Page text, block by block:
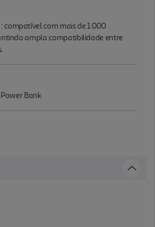
com mais de 1.000
ampla compatibilidade entre
Bank